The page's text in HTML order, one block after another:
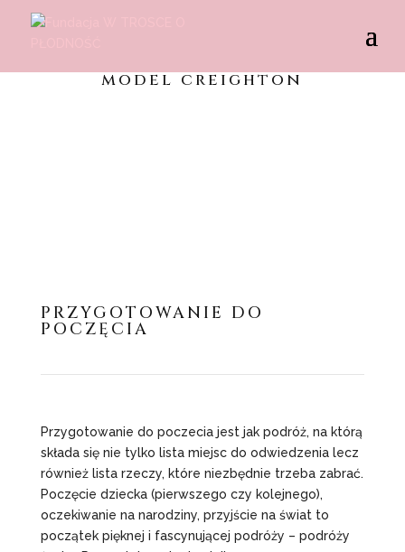
model creighton
PRZYGOTOWANIE DO
POCZĘCIA
Przygotowanie do poczecia jest jak podróż, na którą
składa się nie tylko lista miejsc do odwiedzenia lecz
również lista rzeczy, które niezbędnie trzeba zabrać.
Poczęcie dziecka (pierwszego czy kolejnego),
oczekiwanie na narodziny, przyjście na świat to
początek pięknej i fascynującej podróży – podróży